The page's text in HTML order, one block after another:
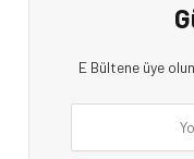
E Bültene üye